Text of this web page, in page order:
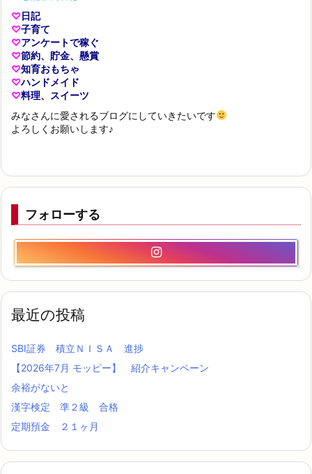
♡日記
♡子育て
♡アンケートで稼ぐ
♡節約、貯金、懸賞
♡知育おもちゃ
♡ハンドメイド
♡料理、スイーツ
みなさんに愛されるブログにしていきたいです
よろしくお願いします♪
フォローする
最近の投稿
SBI証券 積立ＮＩＳＡ 進捗
【2026年7月 モッピー】 紹介キャンペーン
余裕がないと
漢字検定 準２級 合格
定期預金 ２１ヶ月